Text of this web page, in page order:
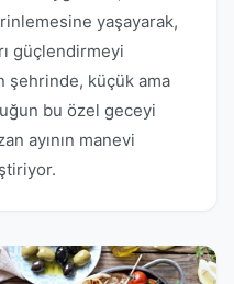
yaşayarak,
güçlendirmeyi
şehrinde, küçük ama
bu özel geceyi
ayının manevi